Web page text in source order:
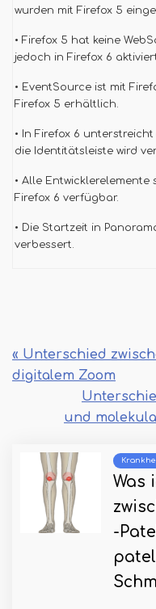
wurden mit Firefox 5
• Firefox 5 hat keine
jedoch in Firefox 6
• EventSource ist mit
Firefox 5 erhältlich.
• In Firefox 6
die Identitätsleiste wird
• Alle Entwicklerelemente
Firefox 6 verfügbar.
• Die Startzeit in
verbessert.
« Unterschied
digitalem Zoom
und
Was
-